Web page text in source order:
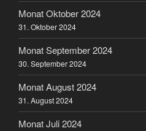
Monat Oktober 2024
31. Oktober 2024
Monat September 2024
30. September 2024
Monat August 2024
31. August 2024
Monat Juli 2024